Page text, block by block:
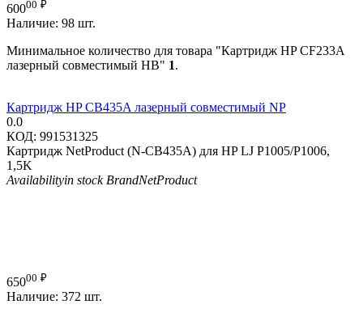
60000 ₽
Наличие: 98 шт.
Минимальное количество для товара "Картридж HP CF233A
лазерный совместимый HB" 1.
Картридж HP CB435A лазерный совместимый NP
0.0
КОД: 991531325
Картридж NetProduct (N-CB435A) для HP LJ P1005/P1006,
1,5K
Availabilityin stock BrandNetProduct
65000 ₽
Наличие: 372 шт.